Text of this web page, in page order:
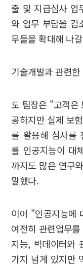
출 및 지급심사 업
와 업무 부담을 감
무들을 확대해 나
기술개발과 관련
도 팀장은 "고객은
공하지만 실제 보
를 활용해 심사를
를 인공지능이 대
까지도 많은 연구
말했다.
이어 "인공지능에
여전히 관련업무
지능, 빅데이터와
가지 넘게 있지만